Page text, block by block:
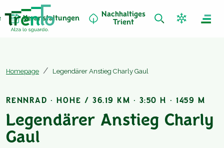
Veranstaltungen
Nachhaltiges
Trient
Homepage Legendärer Anstieg Charly Gaul
Legendärer Anstieg Charly
Gaul
RENNRAD · HOHE / 36.19 KM · 3:50 H · 1459 M